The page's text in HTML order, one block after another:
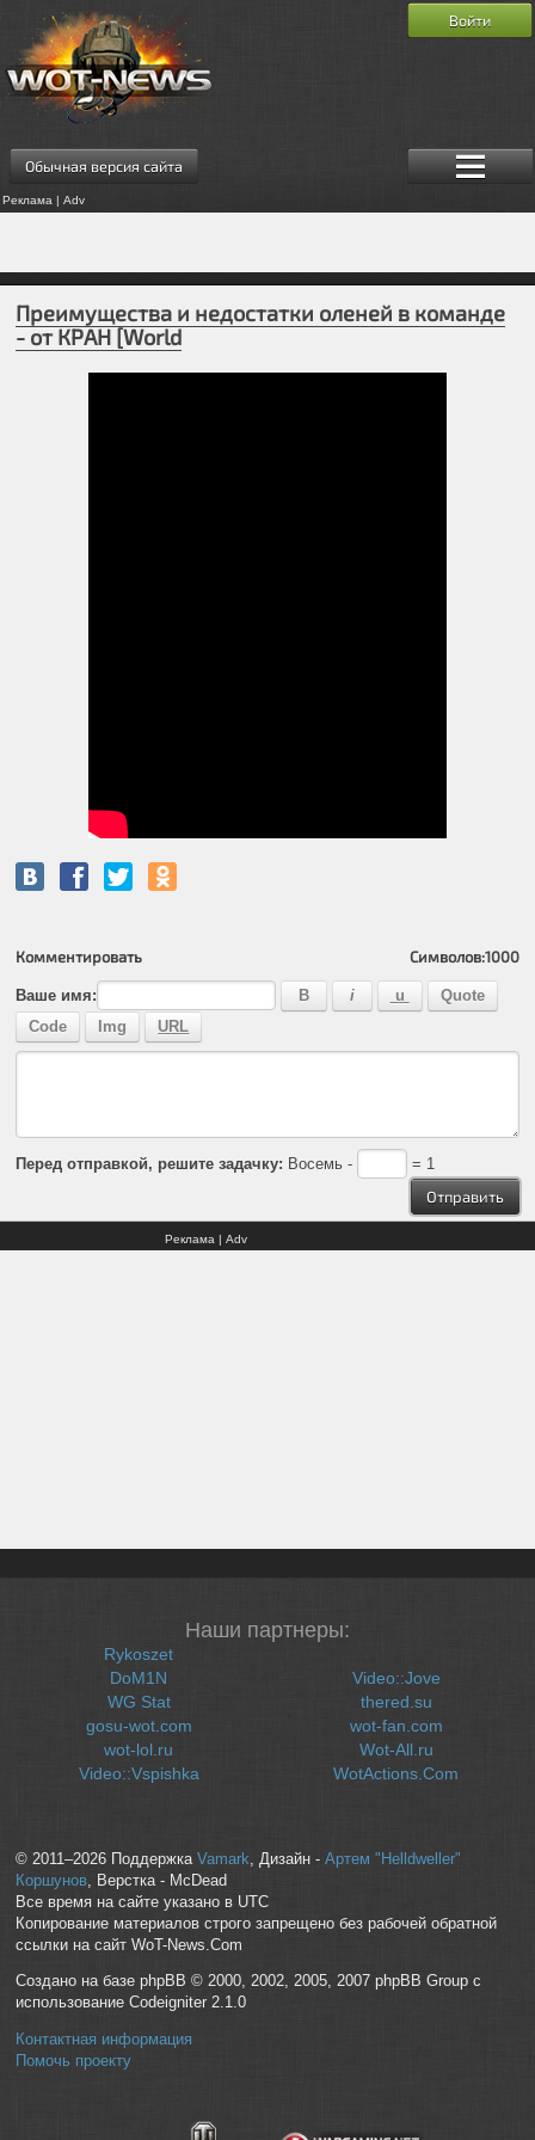
Обычная версия сайта
Реклама | Adv
Войти
Преимущества и недостатки оленей в команде
- от КРАН [World
Комментировать Символов:1000
Ваше имя:
Перед отправкой, решите задачку: Восемь - = 1
Реклама | Adv
Наши партнеры:
Rykoszet
DoM1N
WG Stat
gosu-wot.com
wot-lol.ru
Video::Vspishka
Video::Jove
thered.su
wot-fan.com
Wot-All.ru
WotActions.Com
© 2011–2026 Поддержка Vamark, Дизайн - Артем "Helldweller"
Коршунов, Верстка - McDead
Все время на сайте указано в UTC
Копирование материалов строго запрещено без рабочей обратной
ссылки на сайт WoT-News.Com
Создано на базе phpBB © 2000, 2002, 2005, 2007 phpBB Group с
использование Codeigniter 2.1.0
Контактная информация
Помочь проекту